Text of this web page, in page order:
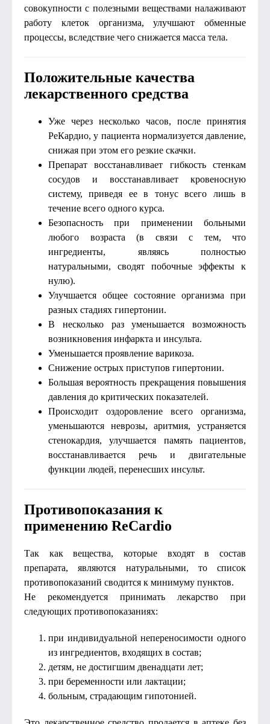
совокупности с полезными веществами налаживают
работу клеток организма, улучшают обменные
процессы, вследствие чего снижается масса тела.
Положительные качества
лекарственного средства
Уже через несколько часов, после принятия
РеКардио, у пациента нормализуется давление,
снижая при этом его резкие скачки.
Препарат восстанавливает гибкость стенкам
сосудов и восстанавливает кровеносную
систему, приведя ее в тонус всего лишь в
течение всего одного курса.
Безопасность при применении больными
любого возраста (в связи с тем, что
ингредиенты, являясь полностью
натуральными, сводят побочные эффекты к
нулю).
Улучшается общее состояние организма при
разных стадиях гипертонии.
В несколько раз уменьшается возможность
возникновения инфаркта и инсульта.
Уменьшается проявление варикоза.
Снижение острых приступов гипертонии.
Большая вероятность прекращения повышения
давления до критических показателей.
Происходит оздоровление всего организма,
уменьшаются неврозы, аритмия, устраняется
стенокардия, улучшается память пациентов,
восстанавливается речь и двигательные
функции людей, перенесших инсульт.
Противопоказания к
применению ReCardio
Так как вещества, которые входят в состав
препарата, являются натуральными, то список
противопоказаний сводится к минимуму пунктов.
Не рекомендуется принимать лекарство при
следующих противопоказаниях:
при индивидуальной непереносимости одного
из ингредиентов, входящих в состав;
детям, не достигшим двенадцати лет;
при беременности или лактации;
больным, страдающим гипотонией.